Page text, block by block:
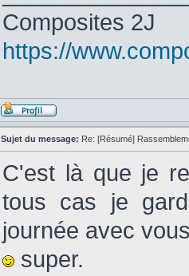
Composites 2J
https://
Sujet du message: Re: [Résumé]
C'est là que je
tous cas je
journée avec
super.